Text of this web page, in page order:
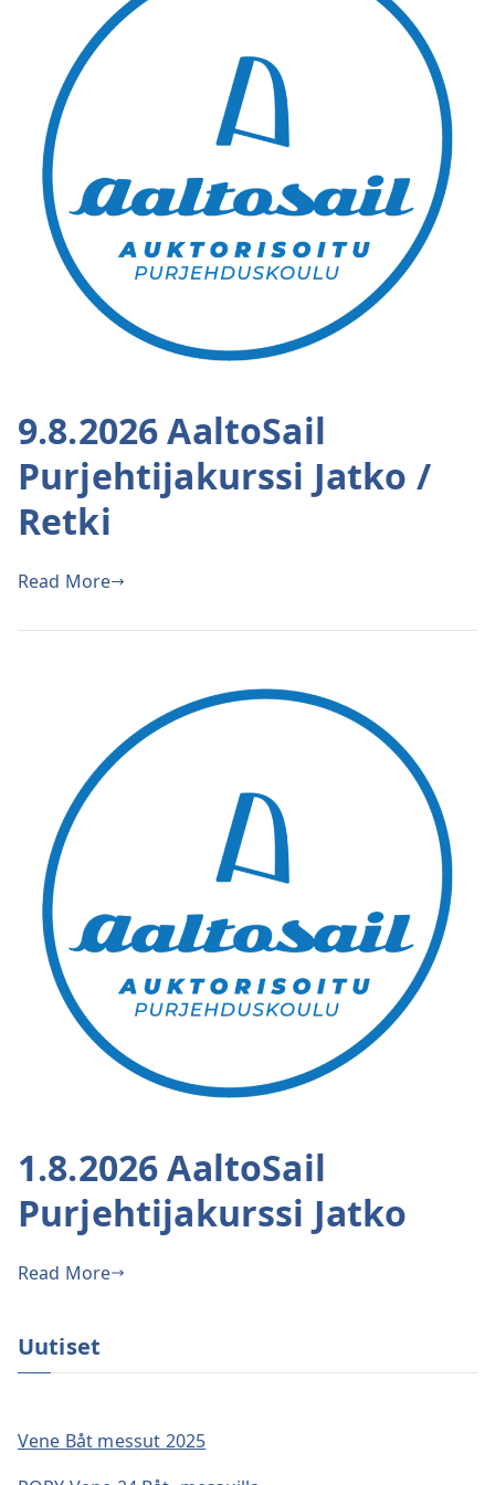
9.8.2026 AaltoSail
Purjehtijakurssi Jatko /
Retki
Read More
1.8.2026 AaltoSail
Purjehtijakurssi Jatko
Read More
Uutiset
Vene Båt messut 2025